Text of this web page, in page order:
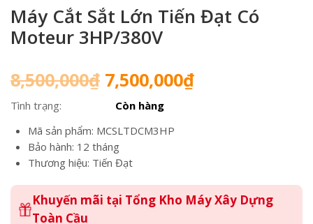
Máy Cắt Sắt Lớn Tiến Đạt Có
Moteur 3HP/380V
8,500,000₫ Giá
gốc
là:
8,500,000₫.
7,500,000₫Giá
Tình trạng:
Còn hàng
Mã sản phẩm: MCSLTDCM3HP
Bảo hành: 12 tháng
Thương hiệu: Tiến Đạt
Khuyến mãi tại Tổng Kho Máy Xây Dựng
Toàn Cầu